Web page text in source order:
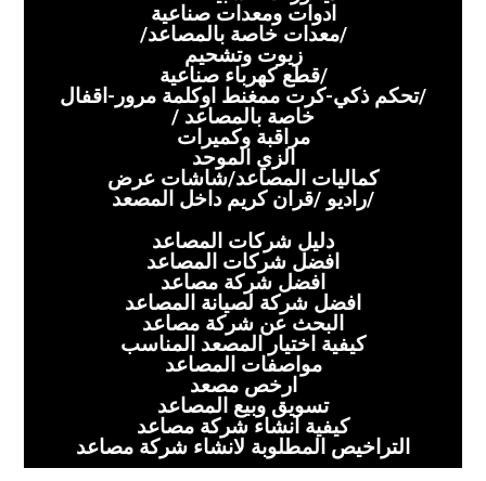
ادوات ومعدات صناعية
/معدات خاصة بالمصاعد/
زيوت وتشحيم
/قطع كهرباء صناعية
/تحكم ذكي-كرت ممغنط اوكلمة مرور-اقفال
خاصة بالمصاعد /
مراقبة وكميرات
الزي الموحد
كماليات المصاعد/شاشات عرض
/راديو /قران كريم داخل المصعد
دليل شركات المصاعد
افضل شركات المصاعد
افضل شركة مصاعد
افضل شركة لصيانة المصاعد
البحث عن شركة مصاعد
كيفية اختيار المصعد المناسب
مواصفات المصاعد
ارخص مصعد
تسويق وبيع المصاعد
كيفية انشاء شركة مصاعد
التراخيص المطلوبة لانشاء شركة مصاعد